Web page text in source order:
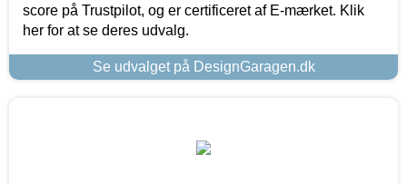
score på Trustpilot, og er certificeret af E-mærket. Klik
her for at se deres udvalg.
Se udvalget på DesignGaragen.dk